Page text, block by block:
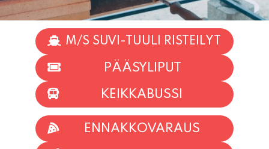
PÄÄSYLIPUT
KEIKKABUSSI
TAPAHTUMAT
INFO